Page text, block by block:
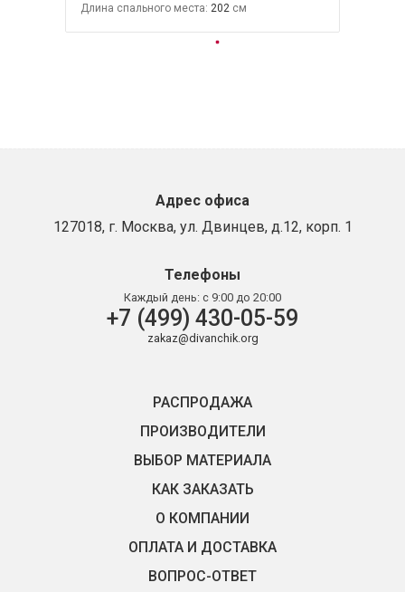
Длина спального места: 202
Адрес офиса
127018, г. Москва, ул. Двинцев, д.12, корп. 1
Телефоны
Каждый день: с 9:00 до 20:00
+7 (499) 430-05-59
zakaz@divanchik.org
РАСПРОДАЖА
ПРОИЗВОДИТЕЛИ
ВЫБОР МАТЕРИАЛА
КАК ЗАКАЗАТЬ
О КОМПАНИИ
ОПЛАТА И ДОСТАВКА
ВОПРОС-ОТВЕТ